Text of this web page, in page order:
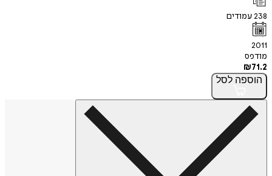
238עמודים
2011
מודפס
₪71.2
הוספה לסל